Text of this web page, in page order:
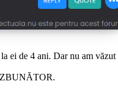
ei de 4 ani. Dar nu am